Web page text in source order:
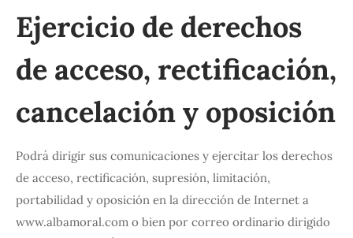
Ejercicio de derechos
de acceso, rectificación,
cancelación y oposición
Podrá dirigir sus comunicaciones y ejercitar los derechos
de acceso, rectificación, supresión, limitación,
portabilidad y oposición en la dirección de Internet a
www.albamoral.com o bien por correo ordinario dirigido